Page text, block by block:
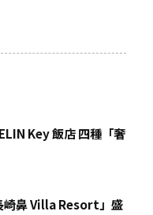
Key 飯店 四種「奢
崎鼻 Villa Resort」盛